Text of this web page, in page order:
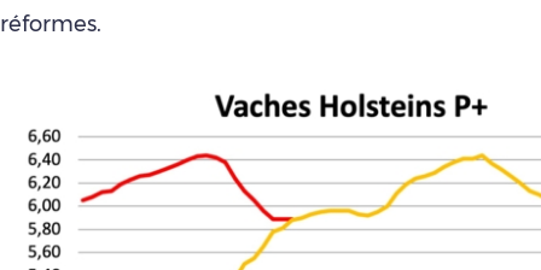
réformes.